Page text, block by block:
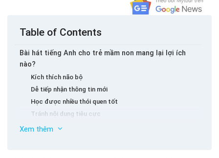
Table of Contents
Bài hát tiếng Anh cho trẻ mầm non mang lại lợi ích
nào?
Kích thích não bộ
Dễ tiếp nhận thông tin mới
Học được nhiều thói quen tốt
Tránh nội dung tiêu cực
Học được cách phát âm đúng chuẩn
Xem thêm